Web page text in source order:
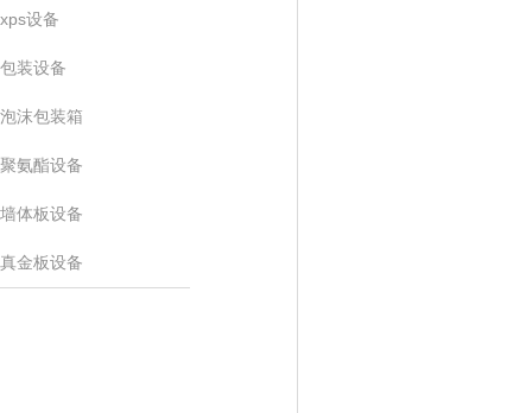
xps设备
包装设备
泡沫包装箱
聚氨酯设备
墙体板设备
真金板设备